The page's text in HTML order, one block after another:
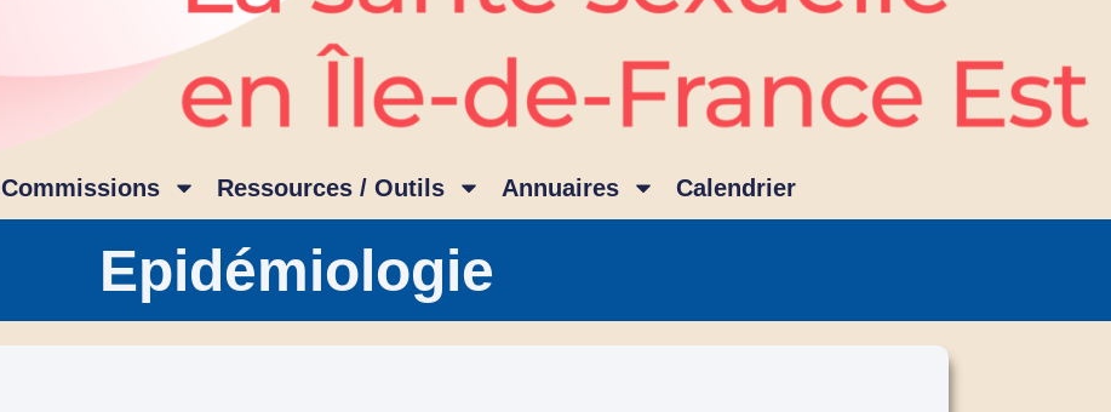
Commissions Ressources / Outils Annuaires Calendrier
Epidémiologie